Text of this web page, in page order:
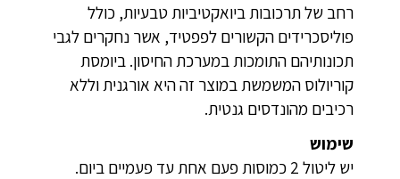
רחב של תרכובות ביואקטיביות טבעיות, כולל
פוליסכרידים הקשורים לפפטיד, אשר נחקרים לגבי
תכונותיהם התומכות במערכת החיסון. ביומסת
קוריולוס המשמשת במוצר זה היא אורגנית וללא
רכיבים מהונדסים גנטית.
שימוש
יש ליטול 2 כמוסות פעם אחת עד פעמיים ביום.